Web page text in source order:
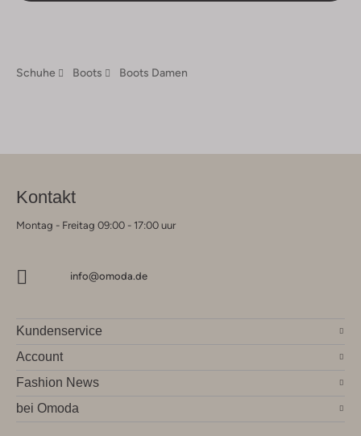
Schuhe Boots Boots Damen
Kontakt
Montag - Freitag 09:00 - 17:00 uur
info@omoda.de
Kundenservice
Account
Fashion News
bei Omoda